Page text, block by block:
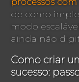
de como
modo
ainda não
Como criar
sucesso: